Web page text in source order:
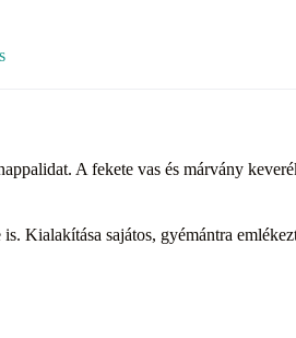
A fekete vas és márvány
Kialakítása sajátos, gyémántra